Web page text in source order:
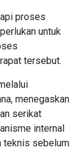
proses
untuk
tersebut.
menegaskan
serikat
internal
teknis sebelum